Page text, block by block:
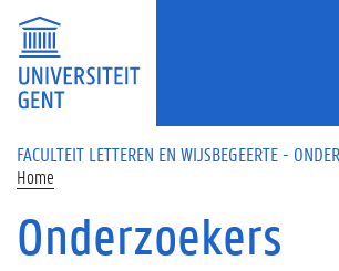
Overslaan en naar de inhoud gaan
FACULTEIT LETTEREN EN WIJSBEGEERTE -
Home
Onderzoekers